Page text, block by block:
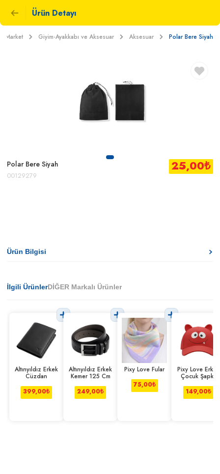
Ürün Detayı
Market Giyim-Ayakkabı ve Aksesuar Aksesuar Polar Bere Siyah
Polar Bere Siyah
00129279
25,00₺
Ürün Bilgisi
İlgili ÜrünlerDİĞER Markalı Ürünler
Altınyıldız Erkek
Cüzdan
399,00₺
Altınyıldız Erkek
Kemer 125 Cm
249,00₺
Pixy Love Fular
75,00₺
Pixy Love Erkek
Çocuk Şapka
149,00₺